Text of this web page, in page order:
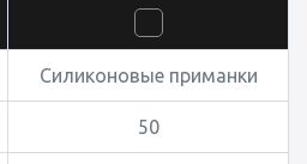
Силиконовые приманки
50